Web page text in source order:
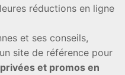
réductions en ligne
et ses conseils,
site de référence pour
et promos en